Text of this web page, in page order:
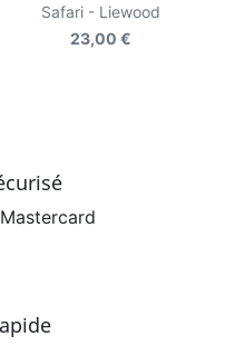
Safari - Liewood
23,00 €